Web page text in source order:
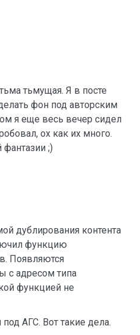
тьмущая. Я в посте
фон под авторским
я еще весь вечер сидел
ох как их много.
;)
дублирования контента
функцию
Появляются
с адресом типа
функцией не
АГС. Вот такие дела.